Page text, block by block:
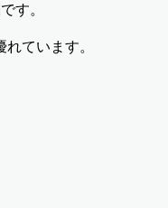
す。
ています。